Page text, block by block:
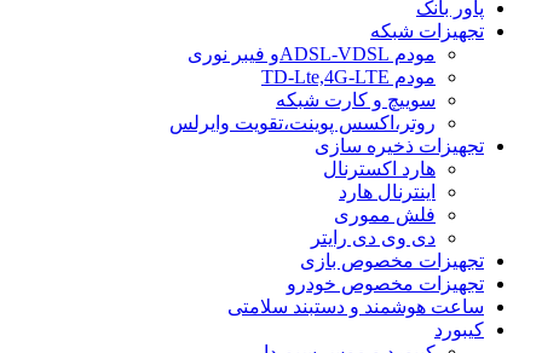
پاور بانک
تجهیزات شبکه
مودم ADSL-VDSLو فیبر نوری
مودم TD-Lte,4G-LTE
سوییچ و کارت شبکه
روتر،اکسس پوینت،تقویت وایرلس
تجهیزات ذخیره سازی
هارد اکسترنال
اینترنال هارد
فلش مموری
دی وی دی رایتر
تجهیزات مخصوص بازی
تجهیزات مخصوص خودرو
ساعت هوشمند و دستبند سلامتی
کیبورد